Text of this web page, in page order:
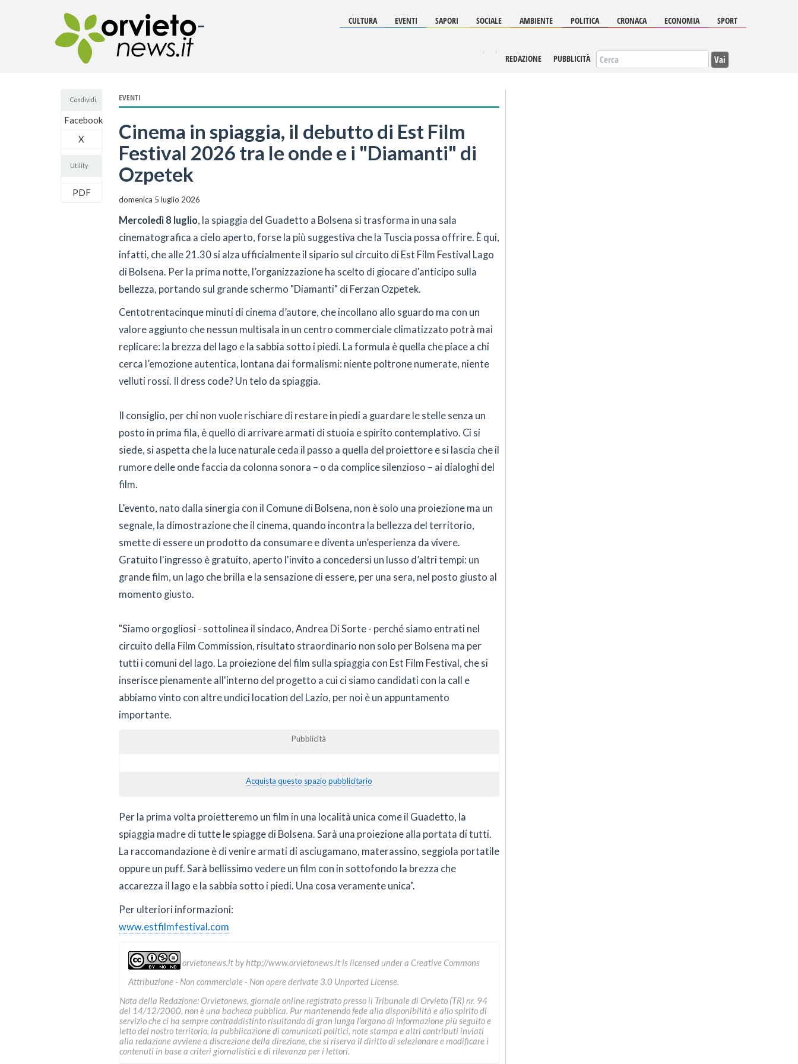
- CULTURA EVENTI SAPORI SOCIALE AMBIENTE POLITICA CRONACA ECONOMIA SPORT
REDAZIONE PUBBLICITÀ Vai
Condividi.
Facebook
X
Utility
PDF
EVENTI
Cinema in spiaggia, il debutto di Est Film
Festival 2026 tra le onde e i "Diamanti" di
Ozpetek
domenica 5 luglio 2026
Mercoledì 8 luglio, la spiaggia del Guadetto a Bolsena si trasforma in una sala
cinematografica a cielo aperto, forse la più suggestiva che la Tuscia possa offrire. È qui,
infatti, che alle 21.30 si alza ufficialmente il sipario sul circuito di Est Film Festival Lago
di Bolsena. Per la prima notte, l’organizzazione ha scelto di giocare d'anticipo sulla
bellezza, portando sul grande schermo "Diamanti" di Ferzan Ozpetek.
Centotrentacinque minuti di cinema d’autore, che incollano allo sguardo ma con un
valore aggiunto che nessun multisala in un centro commerciale climatizzato potrà mai
replicare: la brezza del lago e la sabbia sotto i piedi. La formula è quella che piace a chi
cerca l’emozione autentica, lontana dai formalismi: niente poltrone numerate, niente
velluti rossi. Il dress code? Un telo da spiaggia.
Il consiglio, per chi non vuole rischiare di restare in piedi a guardare le stelle senza un
posto in prima fila, è quello di arrivare armati di stuoia e spirito contemplativo. Ci si
siede, si aspetta che la luce naturale ceda il passo a quella del proiettore e si lascia che il
rumore delle onde faccia da colonna sonora – o da complice silenzioso – ai dialoghi del
film.
L’evento, nato dalla sinergia con il Comune di Bolsena, non è solo una proiezione ma un
segnale, la dimostrazione che il cinema, quando incontra la bellezza del territorio,
smette di essere un prodotto da consumare e diventa un’esperienza da vivere.
Gratuito l'ingresso è gratuito, aperto l'invito a concedersi un lusso d’altri tempi: un
grande film, un lago che brilla e la sensazione di essere, per una sera, nel posto giusto al
momento giusto.
"Siamo orgogliosi - sottolinea il sindaco, Andrea Di Sorte - perché siamo entrati nel
circuito della Film Commission, risultato straordinario non solo per Bolsena ma per
tutti i comuni del lago. La proiezione del film sulla spiaggia con Est Film Festival, che si
inserisce pienamente all'interno del progetto a cui ci siamo candidati con la call e
abbiamo vinto con altre undici location del Lazio, per noi è un appuntamento
importante.
Pubblicità
Acquista questo spazio pubblicitario
Per la prima volta proietteremo un film in una località unica come il Guadetto, la
spiaggia madre di tutte le spiagge di Bolsena. Sarà una proiezione alla portata di tutti.
La raccomandazione è di venire armati di asciugamano, materassino, seggiola portatile
oppure un puff. Sarà bellissimo vedere un film con in sottofondo la brezza che
accarezza il lago e la sabbia sotto i piedi. Una cosa veramente unica".
Per ulteriori informazioni:
www.estfilmfestival.com
orvietonews.itby http://www.orvietonews.itis licensed under a Creative Commons
Attribuzione - Non commerciale - Non opere derivate 3.0 Unported License.
Nota della Redazione: Orvietonews, giornale online registrato presso il Tribunale di Orvieto (TR) nr. 94
del 14/12/2000, non è una bacheca pubblica. Pur mantenendo fede alla disponibilità e allo spirito di
servizio che ci ha sempre contraddistinto risultando di gran lunga l’organo di informazione più seguito e
letto del nostro territorio, la pubblicazione di comunicati politici, note stampa e altri contributi inviati
alla redazione avviene a discrezione della direzione, che si riserva il diritto di selezionare e modificare i
contenuti in base a criteri giornalistici e di rilevanza per i lettori.